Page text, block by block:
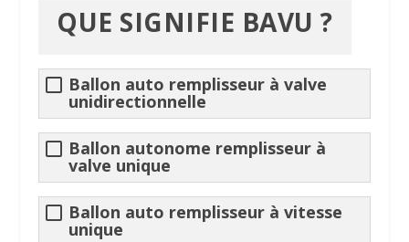
QUE SIGNIFIE BAVU ?
Ballon auto remplisseur à valve
unidirectionnelle
Ballon autonome remplisseur à
valve unique
Ballon auto remplisseur à vitesse
unique